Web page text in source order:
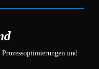
und